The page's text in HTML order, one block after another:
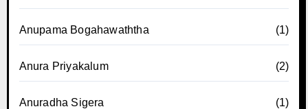
Anupama Bogahawaththa (1)
Anura Priyakalum (2)
Anuradha Sigera (1)